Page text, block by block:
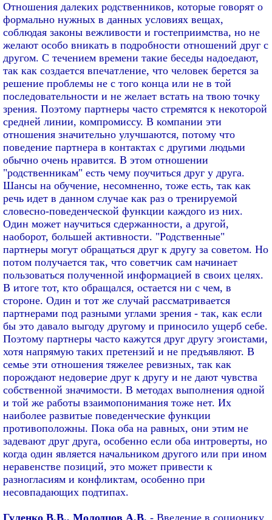
Отношения далеких родственников, которые говорят о
формально нужных в данных условиях вещах,
соблюдая законы вежливости и гостеприимства, но не
желают особо вникать в подробности отношений друг с
другом. С течением времени такие беседы надоедают,
так как создается впечатление, что человек берется за
решение проблемы не с того конца или не в той
последовательности и не желает встать на твою точку
зрения. Поэтому партнеры часто стремятся к некоторой
средней линии, компромиссу. В компании эти
отношения значительно улучшаются, потому что
поведение партнера в контактах с другими людьми
обычно очень нравится. В этом отношении
"родственникам" есть чему поучиться друг у друга.
Шансы на обучение, несомненно, тоже есть, так как
речь идет в данном случае как раз о тренируемой
словесно-поведенческой функции каждого из них.
Один может научиться сдержанности, а другой,
наоборот, большей активности. "Родственные"
партнеры могут обращаться друг к другу за советом. Но
потом получается так, что советчик сам начинает
пользоваться полученной информацией в своих целях.
В итоге тот, кто обращался, остается ни с чем, в
стороне. Один и тот же случай рассматривается
партнерами под разными углами зрения - так, как если
бы это давало выгоду другому и приносило ущерб себе.
Поэтому партнеры часто кажутся друг другу эгоистами,
хотя напрямую таких претензий и не предъявляют. В
семье эти отношения тяжелее ревизных, так как
порождают недоверие друг к другу и не дают чувства
собственной значимости. В методах выполнения одной
и той же работы взаимопонимания тоже нет. Их
наиболее развитые поведенческие функции
противоположны. Пока оба на равных, они этим не
задевают друг друга, особенно если оба интроверты, но
когда один является начальником другого или при ином
неравенстве позиций, это может привести к
разногласиям и конфликтам, особенно при
несовпадающих подтипах.
Гуленко В.В., Молодцов А.В. - Введение в соционику